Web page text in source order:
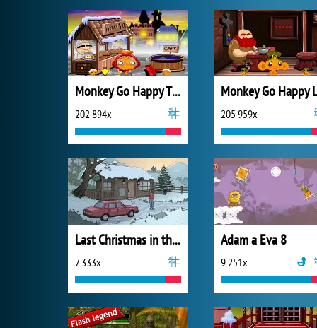
Monkey Go Happy Thanksgiving
202 894x 205 959x
Last Christmas in the Cabin
7 333x
Adam a Eva 8
9 251x